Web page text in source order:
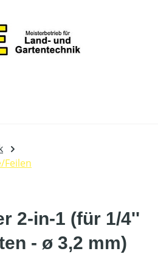
Feilen
2-in-1 (für 1/4''
- ø 3,2 mm)